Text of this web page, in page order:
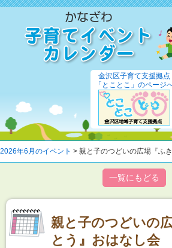
金沢区子育て支援拠点
「とことこ」のページ
2026年6月のイベント > 親と子のつどいの広場『ふ
一覧にもどる
親と子のつどいの
とう』おはなし会